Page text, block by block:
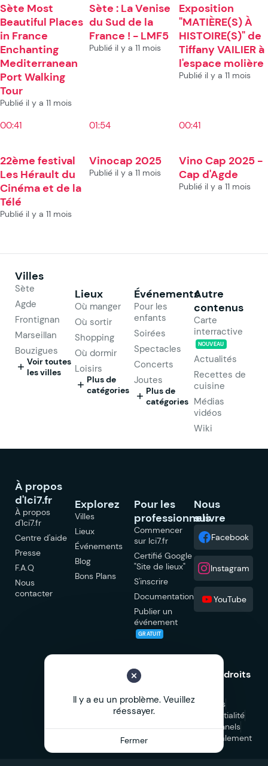
Sète Most
Beautiful Places
in France
Enchanting
Mediterranean
Port Walking
Tour
Publié il y a 11 mois
Sète : La Venise
du Sud de la
France ! - LMF5
Publié il y a 11 mois
Exposition
"MATIÈRE(S) À
HISTOIRE(S)" de
Tiffany VAILIER à
l'espace molière
Publié il y a 11 mois
00:41
22ème festival
Les Hérault du
Cinéma et de la
Télé
Publié il y a 11 mois
01:54
Vinocap 2025
Publié il y a 11 mois
00:41
Vino Cap 2025 -
Cap d'Agde
Publié il y a 11 mois
Villes
Sète
Agde
Frontignan
Marseillan
Bouzigues
Voir toutes
les villes
Lieux
Où manger
Où sortir
Shopping
Où dormir
Loisirs
Plus de
catégories
Événements
Pour les
enfants
Soirées
Spectacles
Concerts
Joutes
Plus de
catégories
Autre
contenus
Carte
interractive
NOUVEAU
Actualités
Recettes de
cuisine
Médias
vidéos
Wiki
À propos
d'Ici7.fr
À propos
d'Ici7.fr
Centre d'aide
Presse
F.A.Q
Nous
contacter
Explorez
Villes
Lieux
Événements
Blog
Bons Plans
Pour les
professionnels
Commencer
sur Ici7.fr
Certifié Google
"Site de lieux"
S'inscrire
Documentation
Publier un
événement
GRATUIT
Nous
suivre
Facebook
Instagram
YouTube
© 2026 Ici7.fr Tous droits
Mentions légales
Politique de confidentialité
CGUCGV Professionnels
CGV Marketplace
Signalement
Il y a eu un problème. Veuillez
réessayer.
Fermer